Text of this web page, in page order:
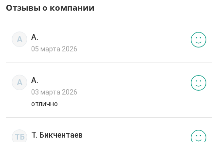
Отзывы о компании
А А.
05 марта 2026
А А.
03 марта 2026
отлично
ТБ Т. Бикчентаев